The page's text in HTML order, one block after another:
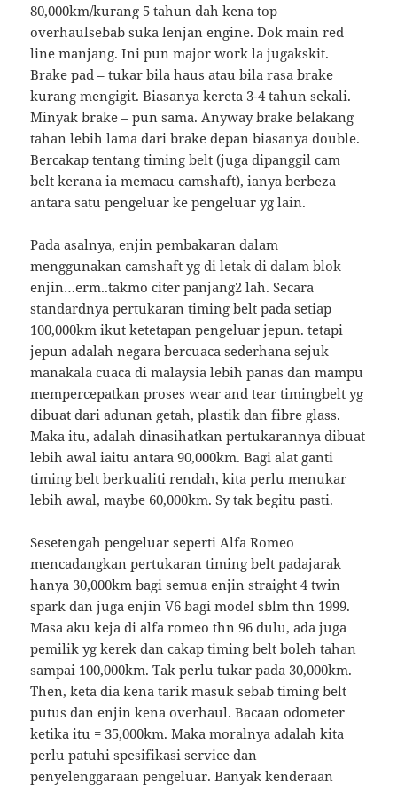
80,000km/kurang 5 tahun dah kena top
overhaulsebab suka lenjan engine. Dok main red
line manjang. Ini pun major work la jugakskit.
Brake pad – tukar bila haus atau bila rasa brake
kurang mengigit. Biasanya kereta 3-4 tahun sekali.
Minyak brake – pun sama. Anyway brake belakang
tahan lebih lama dari brake depan biasanya double.
Bercakap tentang timing belt (juga dipanggil cam
belt kerana ia memacu camshaft), ianya berbeza
antara satu pengeluar ke pengeluar yg lain.
Pada asalnya, enjin pembakaran dalam
menggunakan camshaft yg di letak di dalam blok
enjin…erm..takmo citer panjang2 lah. Secara
standardnya pertukaran timing belt pada setiap
100,000km ikut ketetapan pengeluar jepun. tetapi
jepun adalah negara bercuaca sederhana sejuk
manakala cuaca di malaysia lebih panas dan mampu
mempercepatkan proses wear and tear timingbelt yg
dibuat dari adunan getah, plastik dan fibre glass.
Maka itu, adalah dinasihatkan pertukarannya dibuat
lebih awal iaitu antara 90,000km. Bagi alat ganti
timing belt berkualiti rendah, kita perlu menukar
lebih awal, maybe 60,000km. Sy tak begitu pasti.
Sesetengah pengeluar seperti Alfa Romeo
mencadangkan pertukaran timing belt padajarak
hanya 30,000km bagi semua enjin straight 4 twin
spark dan juga enjin V6 bagi model sblm thn 1999.
Masa aku keja di alfa romeo thn 96 dulu, ada juga
pemilik yg kerek dan cakap timing belt boleh tahan
sampai 100,000km. Tak perlu tukar pada 30,000km.
Then, keta dia kena tarik masuk sebab timing belt
putus dan enjin kena overhaul. Bacaan odometer
ketika itu = 35,000km. Maka moralnya adalah kita
perlu patuhi spesifikasi service dan
penyelenggaraan pengeluar. Banyak kenderaan